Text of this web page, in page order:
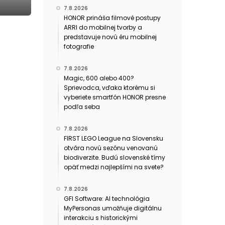
7.8.2026
HONOR prináša filmové postupy
ARRI do mobilnej tvorby a
predstavuje novú éru mobilnej
fotografie
7.8.2026
Magic, 600 alebo 400?
Sprievodca, vďaka ktorému si
vyberiete smartfón HONOR presne
podľa seba
7.8.2026
FIRST LEGO League na Slovensku
otvára novú sezónu venovanú
biodiverzite. Budú slovenské tímy
opäť medzi najlepšími na svete?
7.8.2026
GFI Software: AI technológia
MyPersonas umožňuje digitálnu
interakciu s historickými